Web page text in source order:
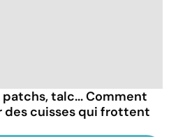
patchs, talc... Comment
des cuisses qui frottent